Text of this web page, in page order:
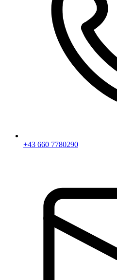
+43 660 7780290